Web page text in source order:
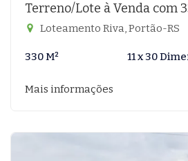
Terreno/Lote à Venda com
Loteamento Riva, Portão-RS
330 M² 11 x 30
Mais informações